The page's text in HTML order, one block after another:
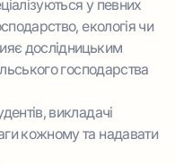
у певних
екологія чи
дослідницьким
господарства
викладачі
кожному та надавати